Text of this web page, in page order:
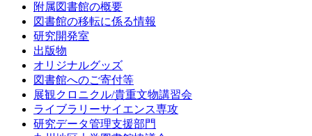
附属図書館の概要
図書館の移転に係る情報
研究開発室
出版物
オリジナルグッズ
図書館へのご寄付等
展観クロニクル/貴重文物講習会
ライブラリーサイエンス専攻
研究データ管理支援部門